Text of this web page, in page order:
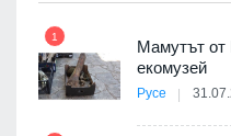
1
Мамутът от
екомузей
Русе